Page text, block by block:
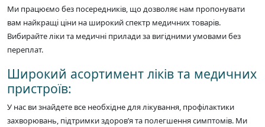
Ми працюємо без посередників, що дозволяє нам пропонувати
вам найкращі ціни на широкий спектр медичних товарів.
Вибирайте ліки та медичні прилади за вигідними умовами без
переплат.
Широкий асортимент ліків та медичних
пристроїв:
У нас ви знайдете все необхідне для лікування, профілактики
захворювань, підтримки здоров’я та полегшення симптомів. Ми